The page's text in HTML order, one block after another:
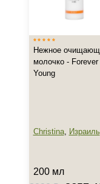
Нежное
молочко - Forever
Young
Christina, Израиль
200 мл